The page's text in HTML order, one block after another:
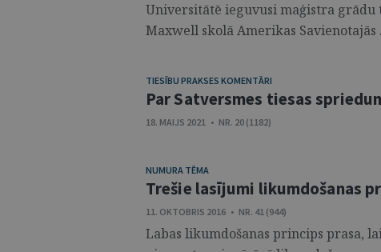
Universitātē ieguvusi maģistra
Maxwell skolā Amerikas Savienotajās
TIESĪBU PRAKSES KOMENTĀRI
Par Satversmes tiesas
18. MAIJS 2021 • NR. 20 (1182)
NUMURA TĒMA
Trešie lasījumi likumdošanas
11. OKTOBRIS 2016 • NR. 41 (944)
Labas likumdošanas princips prasa,